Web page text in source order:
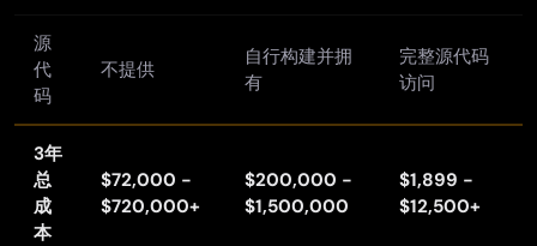
源
代
码
不提供
自行构建并拥
有
完整源代码
访问
3年
总
成
本
$72,000 -
$720,000+
$200,000 -
$1,500,000
$1,899 -
$12,500+